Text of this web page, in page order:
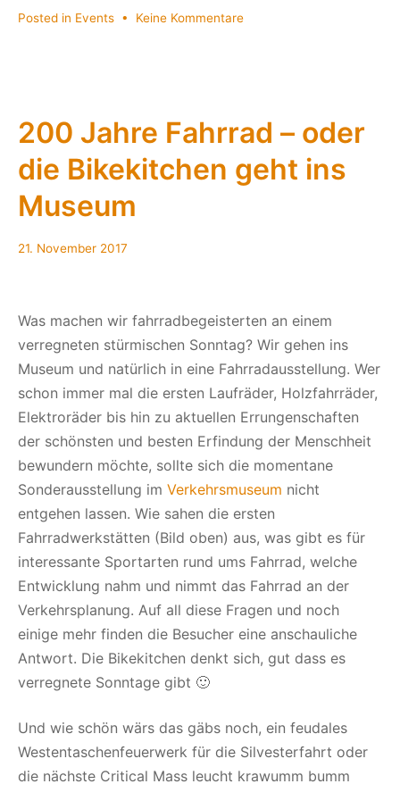
Posted in Events • Keine Kommentarezu
Race
Augsburg
200 Jahre Fahrrad – oder
die Bikekitchen geht ins
Museum
21. November 2017
Was machen wir fahrradbegeisterten an einem
verregneten stürmischen Sonntag? Wir gehen ins
Museum und natürlich in eine Fahrradausstellung. Wer
schon immer mal die ersten Laufräder, Holzfahrräder,
Elektroräder bis hin zu aktuellen Errungenschaften
der schönsten und besten Erfindung der Menschheit
bewundern möchte, sollte sich die momentane
Sonderausstellung im Verkehrsmuseum nicht
entgehen lassen. Wie sahen die ersten
Fahrradwerkstätten (Bild oben) aus, was gibt es für
interessante Sportarten rund ums Fahrrad, welche
Entwicklung nahm und nimmt das Fahrrad an der
Verkehrsplanung. Auf all diese Fragen und noch
einige mehr finden die Besucher eine anschauliche
Antwort. Die Bikekitchen denkt sich, gut dass es
verregnete Sonntage gibt 🙂
Und wie schön wärs das gäbs noch, ein feudales
Westentaschenfeuerwerk für die Silvesterfahrt oder
die nächste Critical Mass leucht krawumm bumm